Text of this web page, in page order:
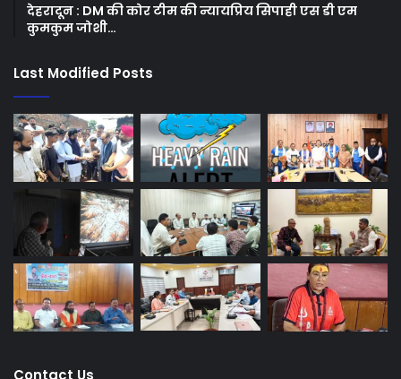
देहरादून : DM की कोर टीम की न्यायप्रिय सिपाही एस डी एम
कुमकुम जोशी…
Last Modified Posts
Contact Us